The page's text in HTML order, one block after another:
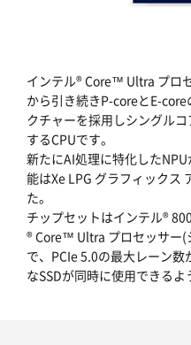
インテル® Core™ Ultra プロ
から引き続きP-coreとE-
クチャーを採用しシングル
するCPUです。
新たにAI処理に特化した
能はXe LPG グラフィックス
た。
チップセットはインテル®
® Core™ Ultra プロセッサー(
で、PCIe 5.0の最大レーン
なSSDが同時に使用できるよ